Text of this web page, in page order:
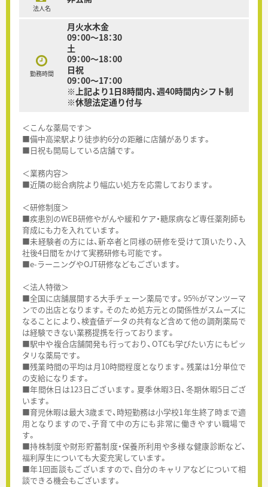
法人名
勤務時間
月火水木金
09：00～18：30
土
09：00～18：00
日祝
09：00～17：00
※上記より1日8時間内、週40時間内シフト制
※休憩法定通り付与
＜こんな薬局です＞
■備中高梁駅より徒歩約6分の距離に店舗があります。
■日祝も開局している店舗です。
＜業務内容＞
■近隣の総合病院より幅広い処方を応需しております。
＜研修制度＞
■疾患別のWEB研修やがんや緩和ケア・糖尿病など専任薬剤師も
育成にも力を入れています。
■未経験者の方には、新卒者と同様の研修を受けて頂いたり、入
社後4日間をかけて実務研修も可能です。
■e-ラーニングやOJT研修などもございます。
＜法人特徴＞
■全国に店舗展開する大手チェーン薬局です。95%がマンツーマ
ンでの出店となります。そのため処方元との関係性がスムーズに
なることにより、検査値データの共有など含めて他の調剤薬局で
は経験できない業務提携を行っております。
■駅中や複合店舗開発も行っており、OTCも学びたい方にもピッ
タリな薬局です。
■残業時間の平均は月10時間程度となります。残業は1分単位で
の支給になります。
■年間休日は123日ございます。夏季休暇3日、冬期休暇5日ござ
います。
■育児休暇は最大3歳まで、時短勤務は小学校1年生終了時まで適
用となりますので、子育て中の方にも非常に働きやすい職場で
す。
■持株制度や財形貯蓄制度・保養所利用や多様な健康診断など、
福利厚生についても大変充実しています。
■年1回面談もございますので、自分のキャリアなどについて相
談できる機会もございます。